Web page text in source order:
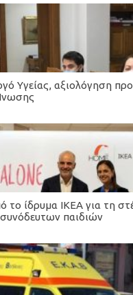
Υγείας, αξιολόγηση
το ίδρυμα ΙΚΕΑ για τη
παιδιών